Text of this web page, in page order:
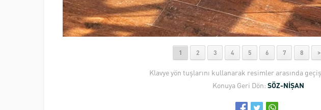
1 2 3 4 5 6 7 8 >
Klavye yön tuşlarını kullanarak resimler arasında
Konuya Geri Dön: SÖZ-NİŞAN